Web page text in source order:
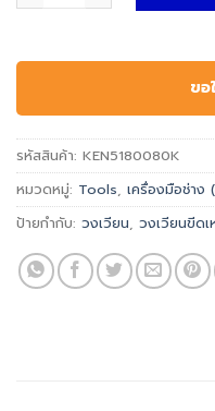
ขอ
รหัสสินค้า: KEN5180080K
หมวดหมู่: Tools เครื่องมือช่า
ป้ายกำกับ: วงเวียน วงเวียนขีด